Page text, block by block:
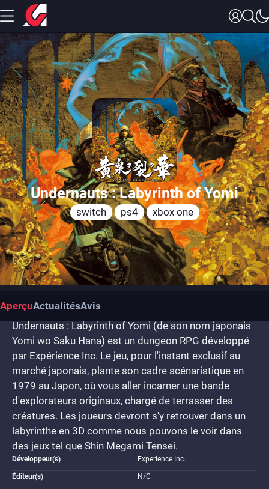
Undernauts : Labyrinth of Yomi
switch ps4 xbox one
AperçuActualitésAvis
Undernauts : Labyrinth of Yomi (de son nom japonais
Yomi wo Saku Hana) est un dungeon RPG développé
par Expérience Inc. Le jeu, pour l'instant exclusif au
marché japonais, plante son cadre scénaristique en
1979 au Japon, où vous aller incarner une bande
d'explorateurs originaux, chargé de terrasser des
créatures. Les joueurs devront s'y retrouver dans un
labyrinthe en 3D comme nous pouvons le voir dans
des jeux tel que Shin Megami Tensei.
Développeur(s) Experience Inc.
Éditeur(s) N/C